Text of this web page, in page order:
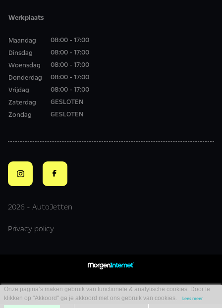
Werkplaats
Maandag
Dinsdag
Woensdag
Donderdag
Vrijdag
Zaterdag
Zondag
08:00 - 17:00
08:00 - 17:00
08:00 - 17:00
08:00 - 17:00
08:00 - 17:00
GESLOTEN
GESLOTEN
2026 - AutoJetten
Privacy policy
Onze pagina’s maken gebruik van functionele & analytische cookies. Door te
klikken op "Akkoord" ga je akkoord met ons gebruik van cookies.
Lees meer